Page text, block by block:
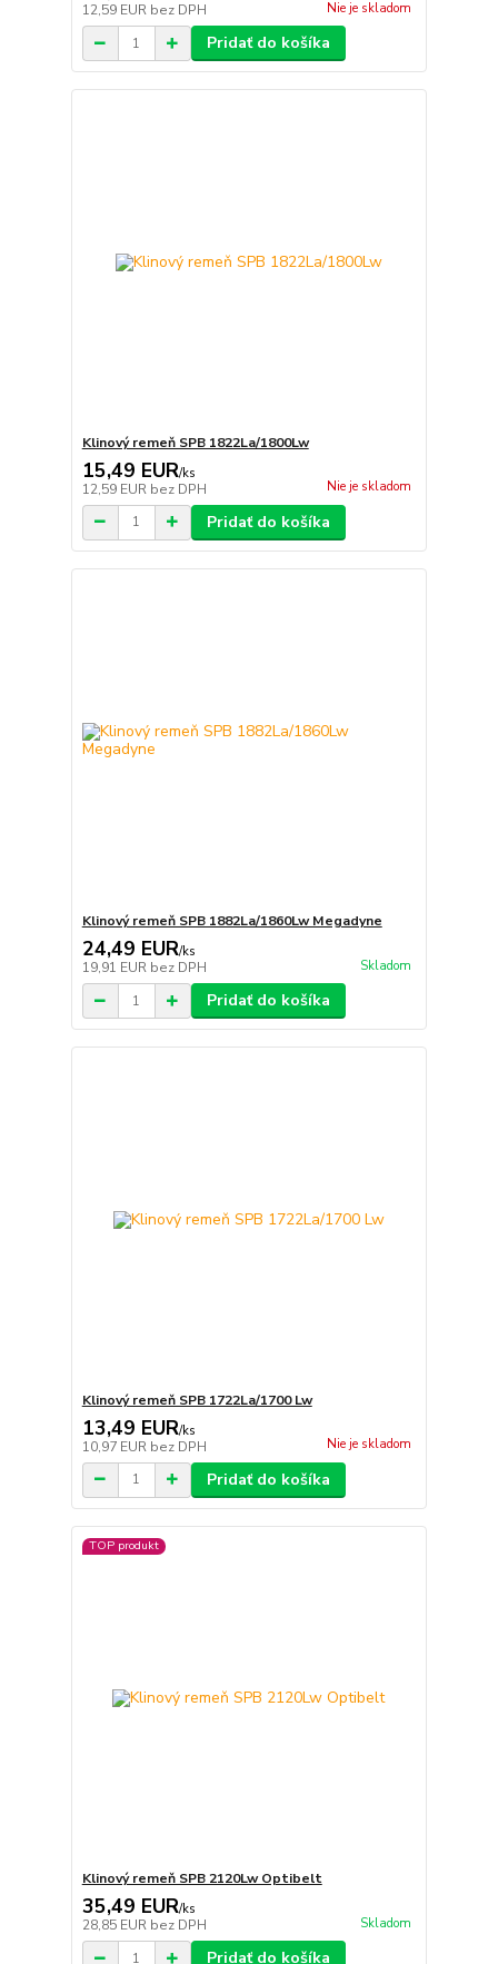
12,59 EUR bez DPH Nie je skladom
Pridať do košíka
Klinový remeň SPB 1822La/1800Lw
15,49 EUR/ks
12,59 EUR bez DPH Nie je skladom
Pridať do košíka
Klinový remeň SPB 1882La/1860Lw Megadyne
24,49 EUR/ks
19,91 EUR bez DPH Skladom
Pridať do košíka
Klinový remeň SPB 1722La/1700 Lw
13,49 EUR/ks
10,97 EUR bez DPH Nie je skladom
Pridať do košíka
TOP produkt
Klinový remeň SPB 2120Lw Optibelt
35,49 EUR/ks
28,85 EUR bez DPH Skladom
Pridať do košíka